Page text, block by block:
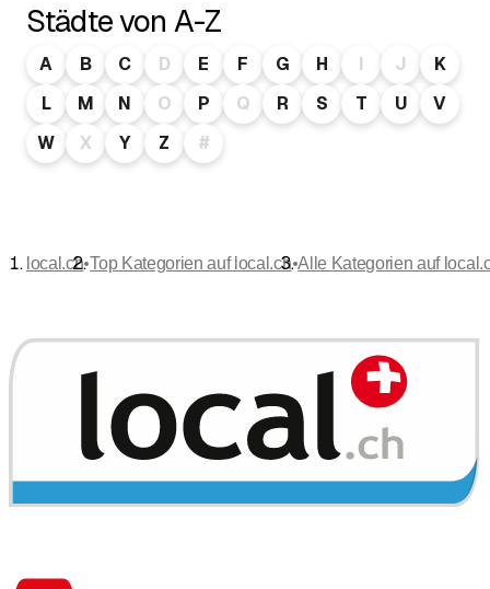
Städte von A-Z
A B C D E F G H I J
K
L
M N O P Q R S T U
V
W
X Y Z #
local.ch•Top Kategorien auf local.ch•Alle Kategorien auf